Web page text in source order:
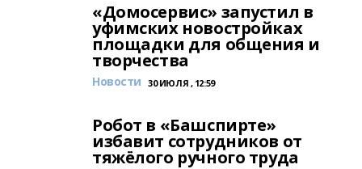
«Домосервис» запустил в
уфимских новостройках
площадки для общения и
творчества
Новости 30 ИЮЛЯ , 12:59
Робот в «Башспирте»
избавит сотрудников от
тяжёлого ручного труда